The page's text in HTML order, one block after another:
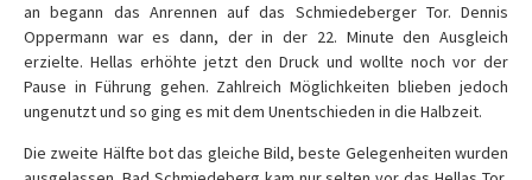
an begann das Anrennen auf das Schmiedeberger Tor. Dennis
Oppermann war es dann, der in der 22. Minute den Ausgleich
erzielte. Hellas erhöhte jetzt den Druck und wollte noch vor der
Pause in Führung gehen. Zahlreich Möglichkeiten blieben jedoch
ungenutzt und so ging es mit dem Unentschieden in die Halbzeit.
Die zweite Hälfte bot das gleiche Bild, beste Gelegenheiten wurden